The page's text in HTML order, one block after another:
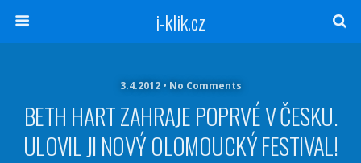
i-klik.cz
3.4.2012 • No Comments
BETH HART ZAHRAJE POPRVÉ V ČESKU.
ULOVIL JI NOVÝ OLOMOUCKÝ FESTIVAL!